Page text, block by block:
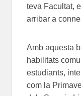
teva Facultat,
arribar a
Amb aquesta
habilitats
estudiants,
com la